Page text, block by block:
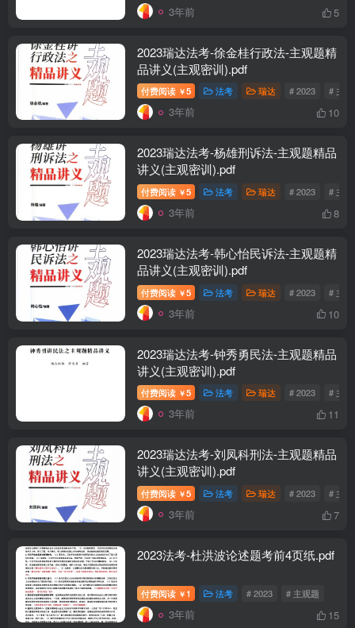
3年前 5
2023瑞达法考-徐金桂行政法-主观题精
品讲义(主观密训).pdf
付费阅读 ￥5 法考 瑞达 # 2023 # 主
3年前 10
2023瑞达法考-杨雄刑诉法-主观题精品
讲义(主观密训).pdf
付费阅读 ￥5 法考 瑞达 # 2023 # 主
3年前 8
2023瑞达法考-韩心怡民诉法-主观题精
品讲义(主观密训).pdf
付费阅读 ￥5 法考 瑞达 # 2023 # 主
3年前 10
2023瑞达法考-钟秀勇民法-主观题精品
讲义(主观密训).pdf
付费阅读 ￥5 法考 瑞达 # 2023 # 主
3年前 11
2023瑞达法考-刘凤科刑法-主观题精品
讲义(主观密训).pdf
付费阅读 ￥5 法考 瑞达 # 2023 # 主
3年前 7
2023法考-杜洪波论述题考前4页纸.pdf
付费阅读 ￥ 1 法考 # 2023 # 主观题
3年前 15